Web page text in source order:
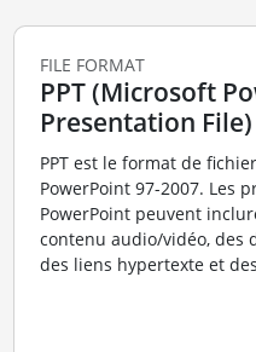
FILE FORMAT
PPT (Microsoft
Presentation File)
PPT est le format de
PowerPoint 97-2007. Les
PowerPoint peuvent
contenu audio/vidéo, des
des liens hypertexte et